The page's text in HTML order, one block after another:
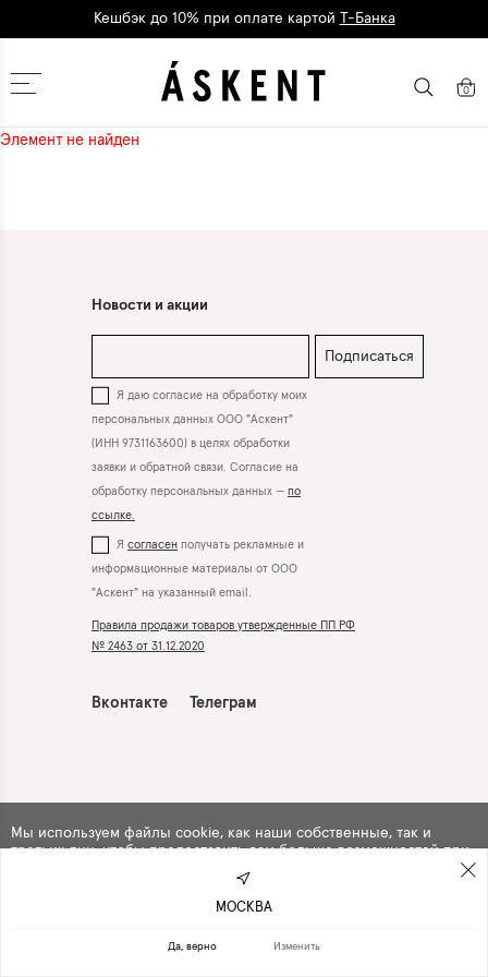
Кешбэк до 10% при оплате картой Т-Банка
Москва 0
Элемент не найден
Новости и акции
Подписаться
Я даю согласие на обработку моих
персональных данных ООО "Аскент"
(ИНН 9731163600) в целях обработки
заявки и обратной связи. Согласие на
обработку персональных данных — по
ссылке.
Я согласен получать рекламные и
информационные материалы от ООО
"Аскент" на указанный email.
Правила продажи товаров утвержденные ПП РФ
№ 2463 от 31.12.2020
Вконтакте Телеграм
Мы используем файлы cookie, как наши собственные, так и
третьих лиц, чтобы предоставить вам больше возможностей при
использовании сайта. Продолжая навигацию по сайту, вы
с их использованием .
МОСКВА
Да, верно Изменить